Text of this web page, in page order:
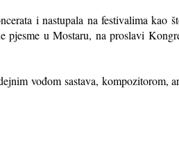
i nastupala na festivalima kao
pjesme u Mostaru, na proslavi
vođom sastava, kompozitorom,